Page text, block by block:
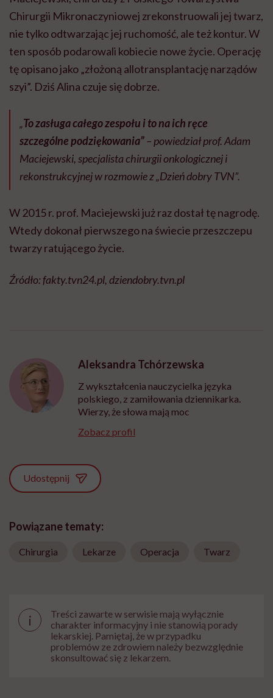
Chirurgii Mikronaczyniowej zrekonstruowali jej twarz,
nie tylko odtwarzając jej ruchomość, ale też kontur. W
ten sposób podarowali kobiecie nowe życie. Operację
tę opisano jako „złożoną allotransplantację narządów
szyi”. Dziś Alina czuje się dobrze.
„To zasługa całego zespołu i to na ich ręce
szczególne podziękowania”– powiedział prof. Adam
Maciejewski, specjalista chirurgii onkologicznej i
rekonstrukcyjnej w rozmowie z „Dzień dobry TVN”.
W 2015 r. prof. Maciejewski już raz dostał tę nagrodę.
Wtedy dokonał pierwszego na świecie przeszczepu
twarzy ratującego życie.
Źródło: fakty.tvn24.pl, dziendobry.tvn.pl
Aleksandra Tchórzewska
Z wykształcenia nauczycielka języka
polskiego, z zamiłowania dziennikarka.
Wierzy, że słowa mają moc
Zobacz profil
Udostępnij
Powiązane tematy:
Chirurgia Lekarze Operacja Twarz
i
Treści zawarte w serwisie mają wyłącznie
charakter informacyjny i nie stanowią porady
lekarskiej. Pamiętaj, że w przypadku
problemów ze zdrowiem należy bezwzględnie
skonsultować się z lekarzem.